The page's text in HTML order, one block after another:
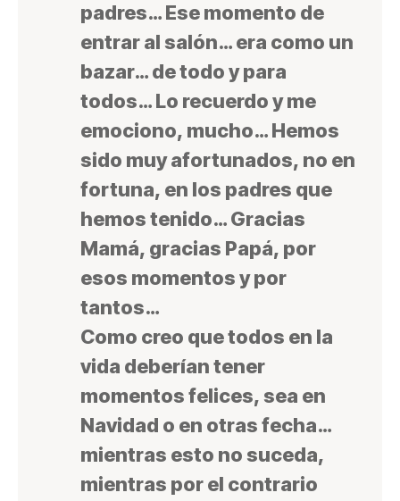
padres… Ese momento de
entrar al salón… era como un
bazar… de todo y para
todos… Lo recuerdo y me
emociono, mucho… Hemos
sido muy afortunados, no en
fortuna, en los padres que
hemos tenido…Gracias
Mamá, gracias Papá, por
esos momentos y por
tantos…
Como creo que todos en la
vida deberían tener
momentos felices, sea en
Navidad o en otras fecha…
mientras esto no suceda,
mientras por el contrario